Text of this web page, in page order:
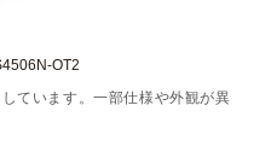
OT2
ています。一部仕様や外観が異